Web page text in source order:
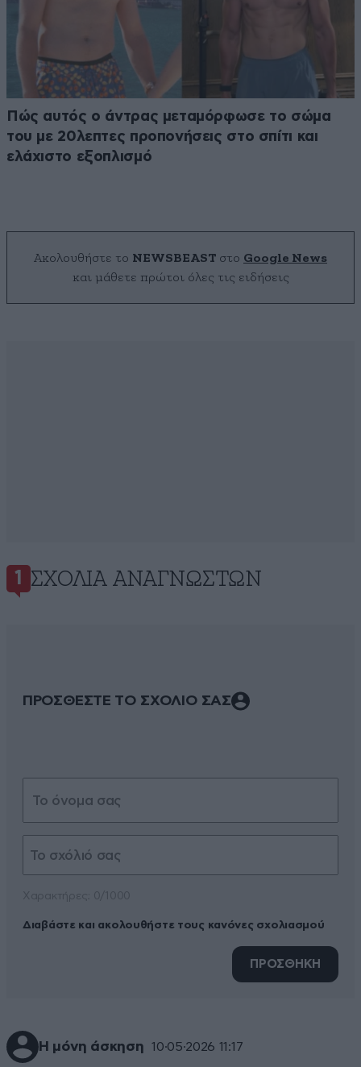
Πώς αυτός ο άντρας μεταμόρφωσε το σώμα
του με 20λεπτες προπονήσεις στο σπίτι και
ελάχιστο εξοπλισμό
Ακολουθήστε το NEWSBEAST στο Google News
και μάθετε πρώτοι όλες τις ειδήσεις
1 ΣΧΌΛΙΑ ΑΝΑΓΝΩΣΤΏΝ
ΠΡΟΣΘΕΣΤΕ ΤΟ ΣΧΟΛΙΟ ΣΑΣ
Διαβάστε και ακολουθήστε τους κανόνες σχολιασμού
ΠΡΟΣΘΗΚΗ
Η μόνη άσκηση 10·05·2026 11:17